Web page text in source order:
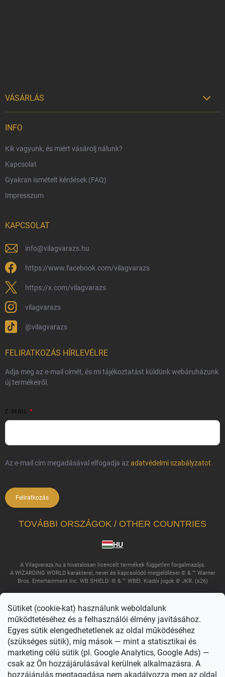
Sütiket (cookie-kat) használunk weboldalunk
működtetéséhez és a felhasználói élmény javításához.
Egyes sütik elengedhetetlenek az oldal működéséhez
(szükséges sütik), míg mások — mint a statisztikai és
marketing célú sütik (pl. Google Analytics, Google Ads) —
csak az Ön hozzájárulásával kerülnek alkalmazásra. A
hozzájárulás megtagadása nem akadályozza meg az oldal
VÁSÁRLÁS 
Harry Potter bolt Magyarország
Rendelésem
Reklamáció és visszáru
Hűségprogram
Általános Szerződési Feltételek
Adatvédelmi feltételek
Védjegyek és szerzői jogok
Fémjelzés és nemesfém-tájékoztató
INFO
Kik vagyunk, és miért vásárolj nálunk?
Kapcsolat
Gyakran ismételt kérdések (FAQ)
Impresszum
KAPCSOLAT
info@vilagvarazs.hu
https://www.facebook.com/vilagvarazs
https://x.com/vilagvarazs
vilagvarazs
@vilagvarazs
FELIRATKOZÁS HÍRLEVÉLRE
Adja meg az e-mail címét, és mi tájékoztatást küldünk webáruházunk
új termékeiről.
E-MAIL
Az e-mail cím megadásával elfogadja azadatvédelmi szabályzatot.
Feliratkozás
TOVÁBBI ORSZÁGOK / OTHER COUNTRIES
HU
A Vilagvarazs.hu a hivatalosan licencelt termékek független forgalmazója.
A WIZARDING WORLD karakterei, nevei és kapcsolódó megjelölései © & ™ Warner
Bros. Entertainment Inc. WB SHIELD: © & ™ WBEI. Kiadói jogok © JKR. (s26)
Copyright 2026Világvarázs. Minden jog fenntartva.Süti beállítások
szerkesztése